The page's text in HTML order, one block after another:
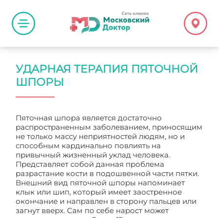
УДАРНАЯ ТЕРАПИЯ ПЯТОЧНОЙ
ШПОРЫ
Пяточная шпора является достаточно
распространенным заболеванием, приносящим
не только массу неприятностей людям, но и
способным кардинально повлиять на
привычный жизненный уклад человека.
Представляет собой данная проблема
разрастание кости в подошвенной части пятки.
Внешний вид пяточной шпоры напоминает
клык или шип, который имеет заостренное
окончание и направлен в сторону пальцев или
загнут вверх. Сам по себе нарост может